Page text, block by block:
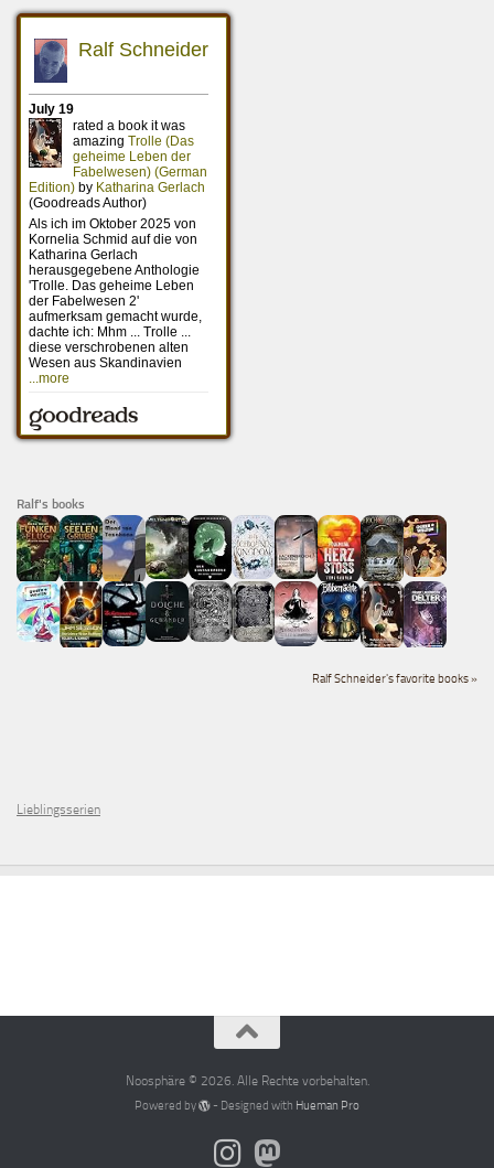
Ralf's books
Ralf Schneider's favorite books »
Lieblingsserien
Noosphäre © 2026. Alle Rechte vorbehalten.
Powered by - Designed with Hueman Pro